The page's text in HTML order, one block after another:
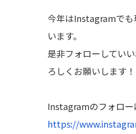
今年はInstagramでも
います。
是非フォローしてい
ろしくお願いします！
Instagramのフォロ
https://